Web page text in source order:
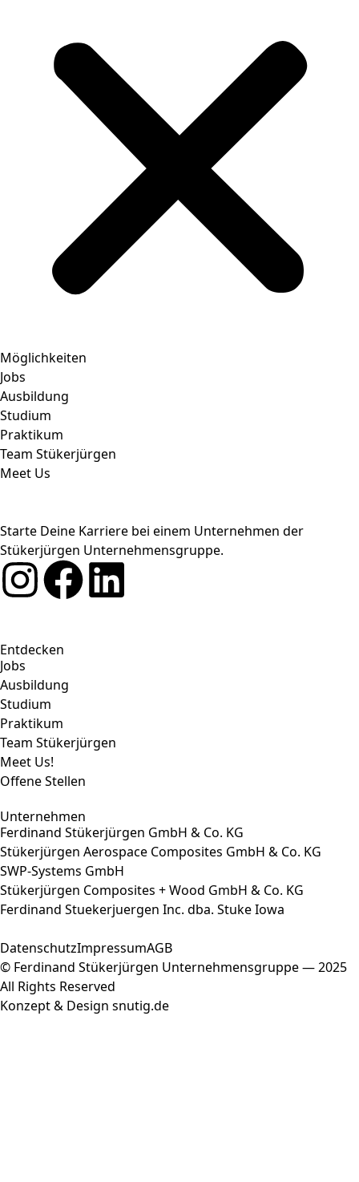
Möglichkeiten
Jobs
Ausbildung
Studium
Praktikum
Team Stükerjürgen
Meet Us
Starte Deine Karriere bei einem Unternehmen der
Stükerjürgen Unternehmensgruppe.
Entdecken
Jobs
Ausbildung
Studium
Praktikum
Team Stükerjürgen
Meet Us!
Offene Stellen
Unternehmen
Ferdinand Stükerjürgen GmbH & Co. KG
Stükerjürgen Aerospace Composites GmbH & Co. KG
SWP-Systems GmbH
Stükerjürgen Composites + Wood GmbH & Co. KG
Ferdinand Stuekerjuergen Inc. dba. Stuke Iowa
DatenschutzImpressumAGB
© Ferdinand Stükerjürgen Unternehmensgruppe — 2025
All Rights Reserved
Konzept & Design snutig.de